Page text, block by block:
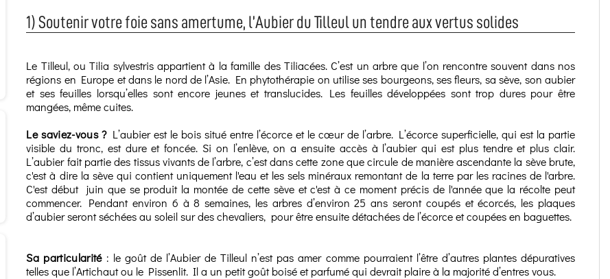
1) Soutenir votre foie sans amertume, l’Aubier du Tilleul un tendre aux vertus solides
Le Tilleul, ou Tilia sylvestris appartient à la famille des Tiliacées. C’est un arbre que l’on rencontre souvent dans nos
régions en Europe et dans le nord de l’Asie. En phytothérapie on utilise ses bourgeons, ses fleurs, sa sève, son aubier
et ses feuilles lorsqu’elles sont encore jeunes et translucides. Les feuilles développées sont trop dures pour être
mangées, même cuites.
Le saviez-vous ?L’aubier est le bois situé entre l’écorce et le cœur de l’arbre. L’écorce superficielle, qui est la partie
visible du tronc, est dure et foncée. Si on l’enlève, on a ensuite accès à l’aubier qui est plus tendre et plus clair.
L’aubier fait partie des tissus vivants de l’arbre, c’est dans cette zone que circule de manière ascendante la sève brute,
c'est à dire la sève qui contient uniquement l'eau et les sels minéraux remontant de la terre par les racines de l'arbre.
C'est début juin que se produit la montée de cette sève et c'est à ce moment précis de l'année que la récolte peut
commencer. Pendant environ 6 à 8 semaines, les arbres d’environ 25 ans seront coupés et écorcés, les plaques
d’aubier seront séchées au soleil sur des chevaliers, pour être ensuite détachées de l’écorce et coupées en baguettes.
Sa particularité: le goût de l’Aubier de Tilleul n’est pas amer comme pourraient l’être d’autres plantes dépuratives
telles que l’Artichaut ou le Pissenlit. Il a un petit goût boisé et parfumé qui devrait plaire à la majorité d’entres vous.